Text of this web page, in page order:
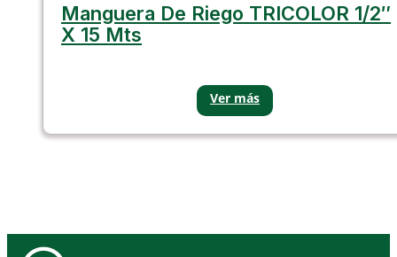
Manguera De Riego TRICOLOR 1/2″
X 15 Mts